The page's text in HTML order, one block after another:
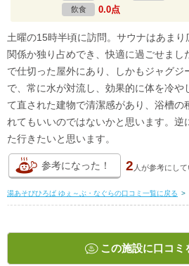
飲食 0.0点
土曜の15時半頃に訪問。サウナはあま
関係か独り占めでき、快適に過ごせまし
で仕切った屋外にあり、しかもジャグジ
で、常に水が対流し、効果的に体を冷や
て直された建物で清潔感があり、浴槽の
れてもいいのではないかと思います。逆
た行きたいと思います。
参考になった！ 2 人が参考にして
湯あそびひろば ゆぇ～ぶ・なぐらの口コミ一覧に戻る >
この施設に口コミ